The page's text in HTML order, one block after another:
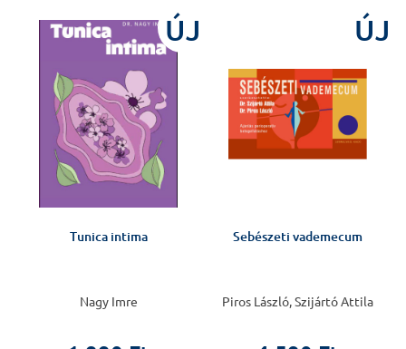
ÚJ
Tunica intima
Nagy Imre
ÚJ
Sebészeti vademecum
Piros László, Szijártó Attila